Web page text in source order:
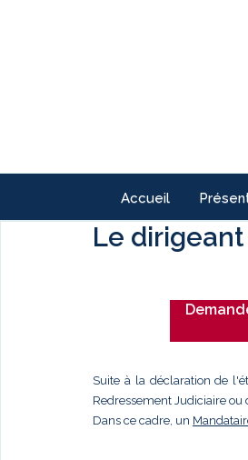
Accueil
Le
Suite à la déclaration de
Redressement Judiciaire
Dans ce cadre, un